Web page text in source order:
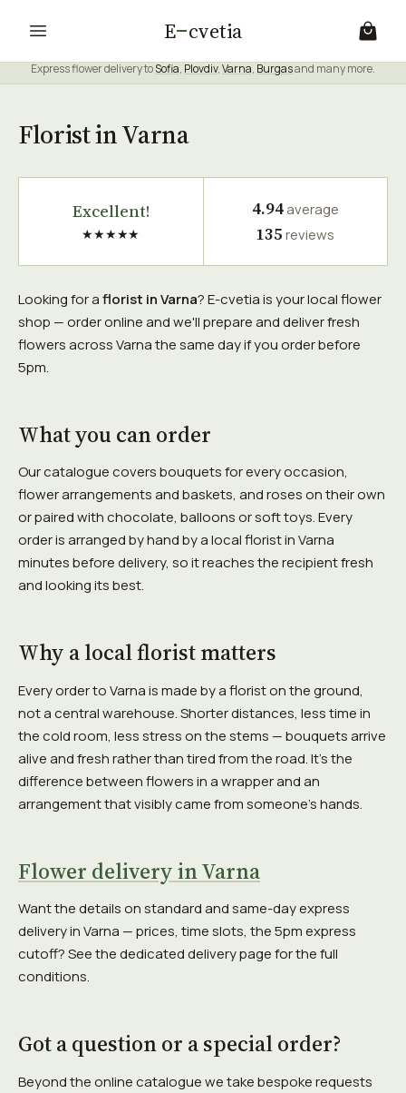
E cvetia
Express flower delivery toSofia, Plovdiv,Varna, Burgasand many more.
Florist in Varna
Excellent!
★★★★★
4.94average
135reviews
Looking for aflorist in Varna? E-cvetia is your local flower
shop — order online and we'll prepare and deliver fresh
flowers across Varna the same day if you order before
5pm.
What you can order
Our catalogue covers bouquets for every occasion,
flower arrangements and baskets, and roses on their own
or paired with chocolate, balloons or soft toys. Every
order is arranged by hand by a local florist in Varna
minutes before delivery, so it reaches the recipient fresh
and looking its best.
Why a local florist matters
Every order to Varna is made by a florist on the ground,
not a central warehouse. Shorter distances, less time in
the cold room, less stress on the stems — bouquets arrive
alive and fresh rather than tired from the road. It's the
difference between flowers in a wrapper and an
arrangement that visibly came from someone's hands.
Flower delivery in Varna
Want the details on standard and same-day express
delivery in Varna — prices, time slots, the 5pm express
cutoff? See the dedicated delivery page for the full
conditions.
Got a question or a special order?
Beyond the online catalogue we take bespoke requests